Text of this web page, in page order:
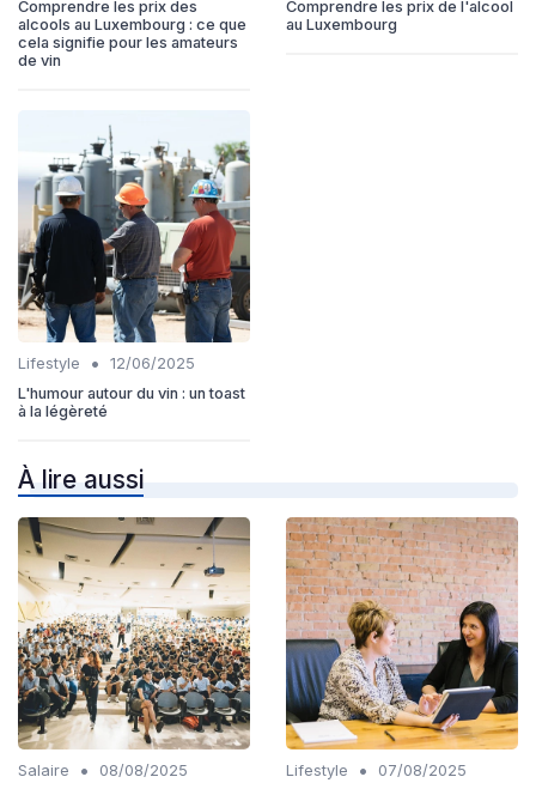
Comprendre les prix des
alcools au Luxembourg : ce que
cela signifie pour les amateurs
de vin
Comprendre les prix de l'alcool
au Luxembourg
Lifestyle •
12/06/2025
L'humour autour du vin : un toast
à la légèreté
À lire aussi
Salaire •
08/08/2025
Lifestyle •
07/08/2025